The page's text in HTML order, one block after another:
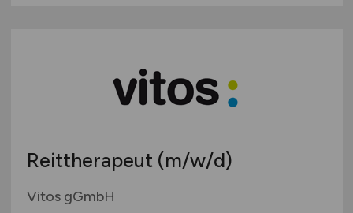
Reittherapeut (m/w/d)
Vitos gGmbH